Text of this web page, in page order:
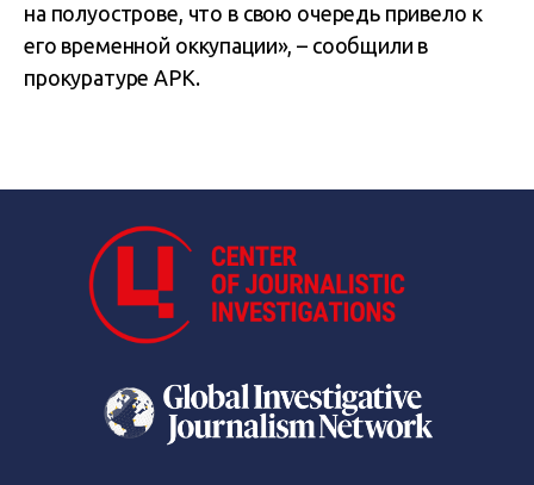
на полуострове, что в свою очередь привело к
его временной оккупации», – сообщили в
прокуратуре АРК.